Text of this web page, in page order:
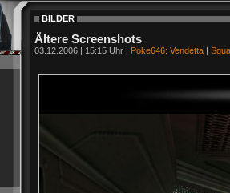
BILDER
Ältere Screenshots
03.12.2006 | 15:15 Uhr | Poke646: Vendetta |